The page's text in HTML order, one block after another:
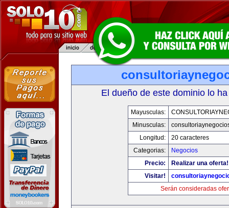
El dueño de este dominio lo
Mayusculas:
Minusculas:
Longitud:
20 caracteres
Categorias:
Negocios
Precio:
Realizar una oferta!
Visitar!
Serán consideradas